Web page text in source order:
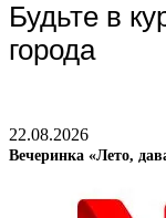
Будьте в
города
22.08.2026
Вечеринка «Лето,